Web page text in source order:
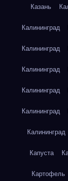
Казань
Калининград
Калининград
Калининград
Калининград
Калининград
Калининград
Капуста
Картофель